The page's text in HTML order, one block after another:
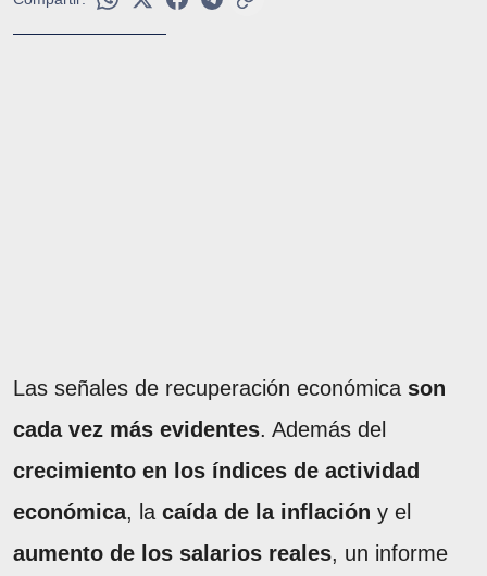
Las señales de recuperación económica son
cada vez más evidentes. Además del
crecimiento en los índices de actividad
económica, la caída de la inflación y el
aumento de los salarios reales, un informe